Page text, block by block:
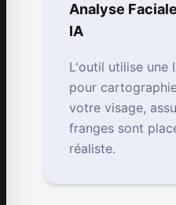
Analyse
IA
L'outil utilise une
pour
votre visage,
franges sont
réaliste.